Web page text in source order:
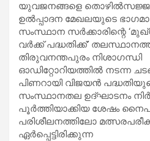
യുവജനങ്ങളെ
ഉൽപ്പാദന മേഖലയുടെ
സംസ്ഥാന സർക്കാരിന്റെ
വർക്ക് പദ്ധതിക്ക്’
തിരുവനന്തപുരം നിശാഗന്ധി
ഓഡിറ്റോറിയത്തിൽ നടന്ന
പിണറായി വിജയൻ
സംസ്ഥാനതല ഉദ്ഘാടനം
പൂർത്തിയാക്കിയ ശേഷം
പരിശീലനത്തിലോ
ഏർപ്പെട്ടിരിക്കുന്ന